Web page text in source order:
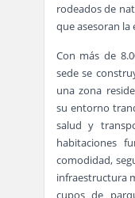
rodeados de
que asesoran la
Con más de
sede se
una zona
su entorno
salud y
habitaciones
comodidad,
infraestructura
cupos de